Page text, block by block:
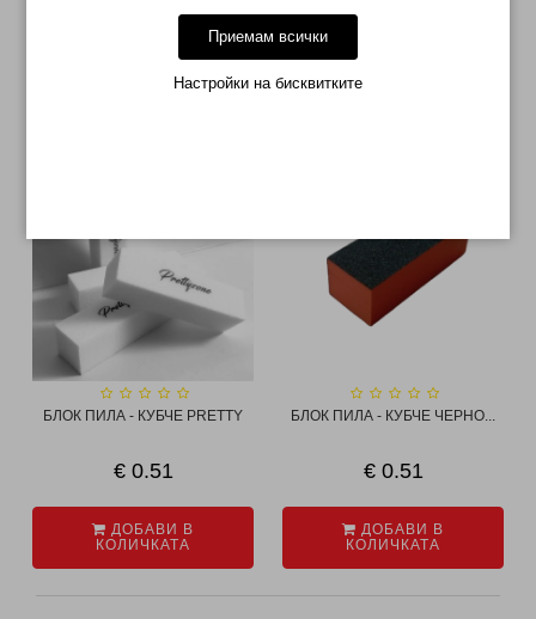
БЛОК ПИЛА - КУБЧЕ PRETTY
€ 0.51
ДОБАВИ В
КОЛИЧКАТА
БЛОК ПИЛА - КУБЧЕ ЧЕРНО...
€ 0.51
ДОБАВИ В
КОЛИЧКАТА
Приемам всички
Настройки на бисквитките